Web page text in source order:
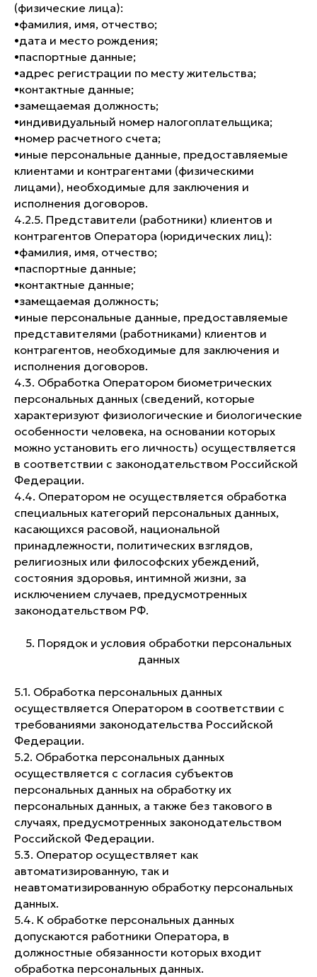
(физические лица):
•​фамилия, имя, отчество;
•​дата и место рождения;
•​паспортные данные;
•​адрес регистрации по месту жительства;
•​контактные данные;
•​замещаемая должность;
•​индивидуальный номер налогоплательщика;
•​номер расчетного счета;
•​иные персональные данные, предоставляемые
клиентами и контрагентами (физическими
лицами), необходимые для заключения и
исполнения договоров.
4.2.5. Представители (работники) клиентов и
контрагентов Оператора (юридических лиц):
•​фамилия, имя, отчество;
•​паспортные данные;
•​контактные данные;
•​замещаемая должность;
•​иные персональные данные, предоставляемые
представителями (работниками) клиентов и
контрагентов, необходимые для заключения и
исполнения договоров.
4.3. Обработка Оператором биометрических
персональных данных (сведений, которые
характеризуют физиологические и биологические
особенности человека, на основании которых
можно установить его личность) осуществляется
в соответствии с законодательством Российской
Федерации.
4.4. Оператором не осуществляется обработка
специальных категорий персональных данных,
касающихся расовой, национальной
принадлежности, политических взглядов,
религиозных или философских убеждений,
состояния здоровья, интимной жизни, за
исключением случаев, предусмотренных
законодательством РФ.
5. Порядок и условия обработки персональных
данных
5.1. Обработка персональных данных
осуществляется Оператором в соответствии с
требованиями законодательства Российской
Федерации.
5.2. Обработка персональных данных
осуществляется с согласия субъектов
персональных данных на обработку их
персональных данных, а также без такового в
случаях, предусмотренных законодательством
Российской Федерации.
5.3. Оператор осуществляет как
автоматизированную, так и
неавтоматизированную обработку персональных
данных.
5.4. К обработке персональных данных
допускаются работники Оператора, в
должностные обязанности которых входит
обработка персональных данных.